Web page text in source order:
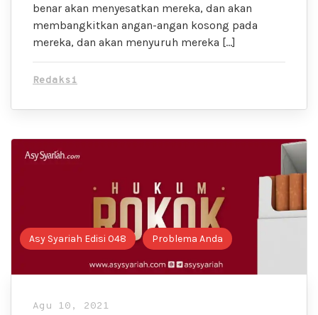
benar akan menyesatkan mereka, dan akan
membangkitkan angan-angan kosong pada
mereka, dan akan menyuruh mereka […]
Redaksi
Asy Syariah Edisi 048 Problema Anda
Agu 10, 2021